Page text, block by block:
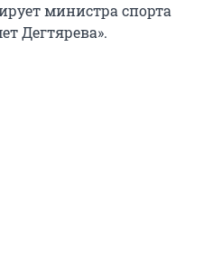
министра спорта
Дегтярева».